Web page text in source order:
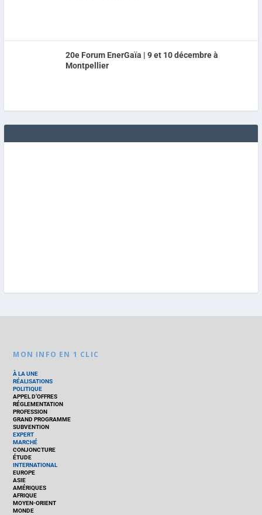
20e Forum EnerGaïa | 9 et 10 décembre à
Montpellier
MON INFO EN 1 CLIC
À LA UNE
RÉALISATIONS
POLITIQUE
APPEL D’OFFRES
RÉGLEMENTATION
PROFESSION
GRAND PROGRAMME
SUBVENTION
EXPERT
MARCHÉ
CONJONCTURE
ÉTUDE
INTERNATIONAL
EUROPE
ASIE
AMÉRIQUES
AFRIQUE
MOYEN-ORIENT
MONDE